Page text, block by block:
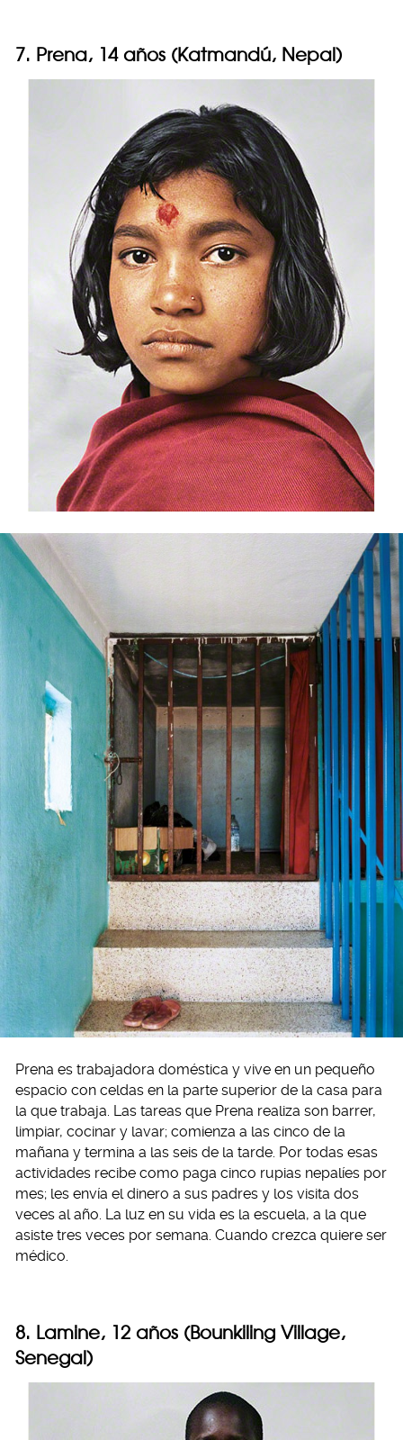
7. Prena, 14 años (Katmandú, Nepal)
Prena es trabajadora doméstica y vive en un pequeño
espacio con celdas en la parte superior de la casa para
la que trabaja. Las tareas que Prena realiza son barrer,
limpiar, cocinar y lavar; comienza a las cinco de la
mañana y termina a las seis de la tarde. Por todas esas
actividades recibe como paga cinco rupias nepalíes por
mes; les envía el dinero a sus padres y los visita dos
veces al año. La luz en su vida es la escuela, a la que
asiste tres veces por semana. Cuando crezca quiere ser
médico.
8. Lamine, 12 años (Bounkiling Village,
Senegal)